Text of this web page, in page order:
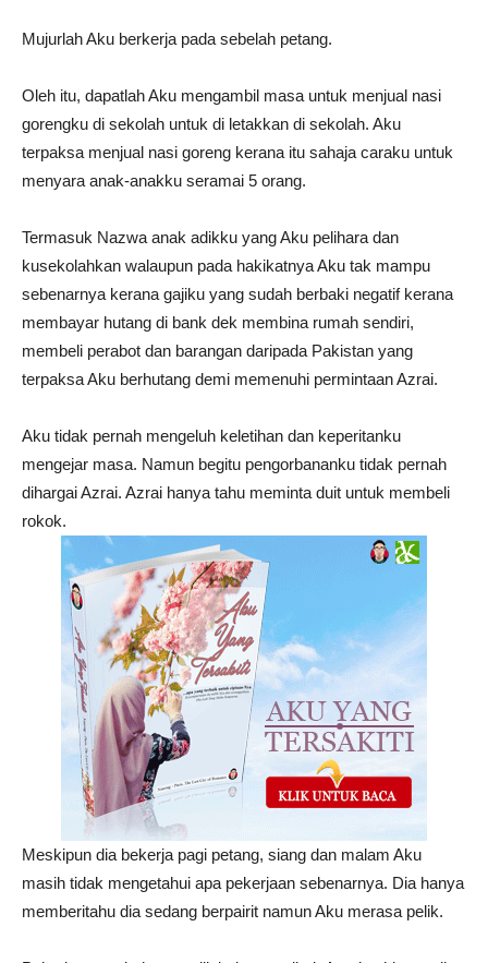
Mujurlah Aku berkerja pada sebelah petang.
Oleh itu, dapatlah Aku mengambil masa untuk menjual nasi
gorengku di sekolah untuk di letakkan di sekolah. Aku
terpaksa menjual nasi goreng kerana itu sahaja caraku untuk
menyara anak-anakku seramai 5 orang.
Termasuk Nazwa anak adikku yang Aku pelihara dan
kusekolahkan walaupun pada hakikatnya Aku tak mampu
sebenarnya kerana gajiku yang sudah berbaki negatif kerana
membayar hutang di bank dek membina rumah sendiri,
membeli perabot dan barangan daripada Pakistan yang
terpaksa Aku berhutang demi memenuhi permintaan Azrai.
Aku tidak pernah mengeluh keletihan dan keperitanku
mengejar masa. Namun begitu pengorbananku tidak pernah
dihargai Azrai. Azrai hanya tahu meminta duit untuk membeli
rokok.
Meskipun dia bekerja pagi petang, siang dan malam Aku
masih tidak mengetahui apa pekerjaan sebenarnya. Dia hanya
memberitahu dia sedang berpairit namun Aku merasa pelik.